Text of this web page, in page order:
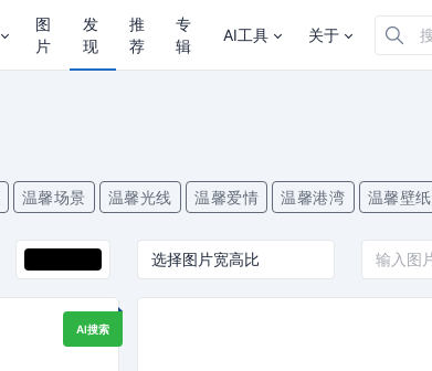
图
片
发
现
推
荐
专
辑
AI工具 关于
温馨场景 温馨光线 温馨爱情 温馨港湾 温馨壁纸
AI搜索